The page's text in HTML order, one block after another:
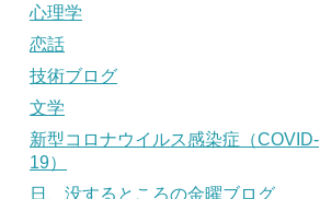
心理学
恋話
技術ブログ
文学
新型コロナウイルス感染症（COVID-
19）
日、没するところの金曜ブログ